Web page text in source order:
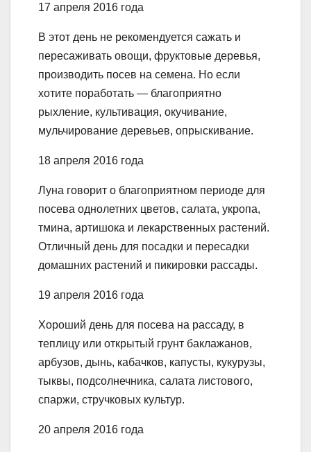
17 апреля 2016 года
В этот день не рекомендуется сажать и
пересаживать овощи, фруктовые деревья,
производить посев на семена. Но если
хотите поработать — благоприятно
рыхление, культивация, окучивание,
мульчирование деревьев, опрыскивание.
18 апреля 2016 года
Луна говорит о благоприятном периоде для
посева однолетних цветов, салата, укропа,
тмина, артишока и лекарственных растений.
Отличный день для посадки и пересадки
домашних растений и пикировки рассады.
19 апреля 2016 года
Хороший день для посева на рассаду, в
теплицу или открытый грунт баклажанов,
арбузов, дынь, кабачков, капусты, кукурузы,
тыквы, подсолнечника, салата листового,
спаржи, стручковых культур.
20 апреля 2016 года